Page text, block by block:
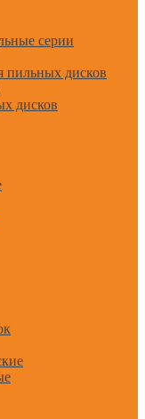
серии
пильных дисков
дисков